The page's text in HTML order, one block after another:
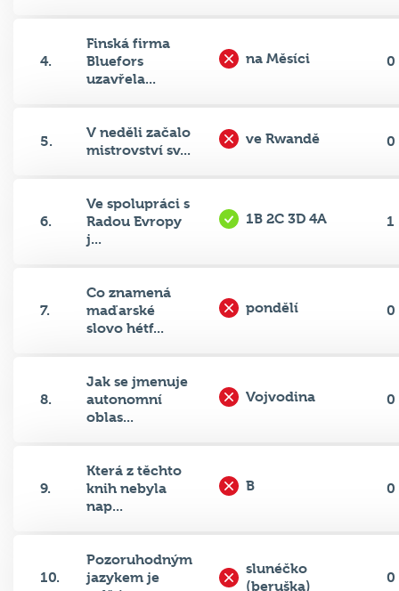
4.
Finská firma
Bluefors
uzavřela...
na Měsíci 0
5.
V neděli začalo
mistrovství sv...
ve Rwandě 0
6.
Ve spolupráci s
Radou Evropy
j...
1B 2C 3D 4A 1
7.
Co znamená
maďarské
slovo hétf...
pondělí 0
8.
Jak se jmenuje
autonomní
oblas...
Vojvodina 0
9.
Která z těchto
knih nebyla
nap...
B 0
10.
Pozoruhodným
jazykem je
slunéčko
(beruška)
0